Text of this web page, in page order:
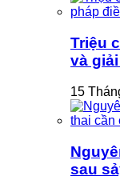
Triệu
và
15
sau